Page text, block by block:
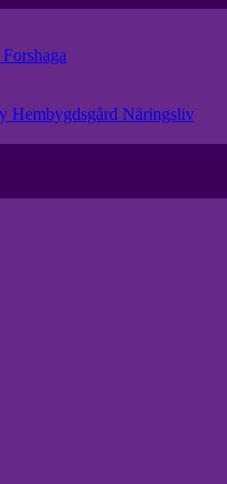
Forshaga
Hembygdsgård Näringsliv